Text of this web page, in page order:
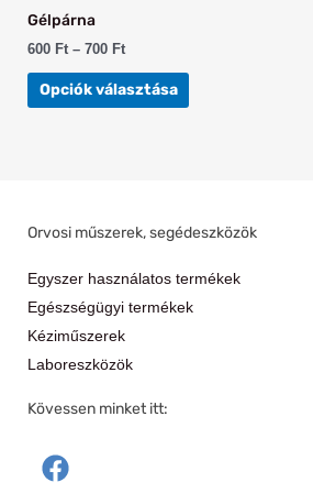
Gélpárna
600 Ft – 700 Ft
Opciók választása
Orvosi műszerek, segédeszközök
Egyszer használatos termékek
Egészségügyi termékek
Kéziműszerek
Laboreszközök
Kövessen minket itt:
F
a